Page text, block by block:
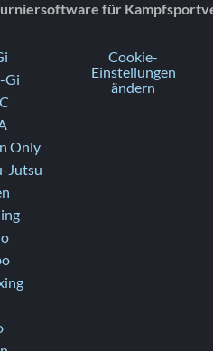
für
Gi
Only
Jutsu
Cookie-
Einstellungen
ändern